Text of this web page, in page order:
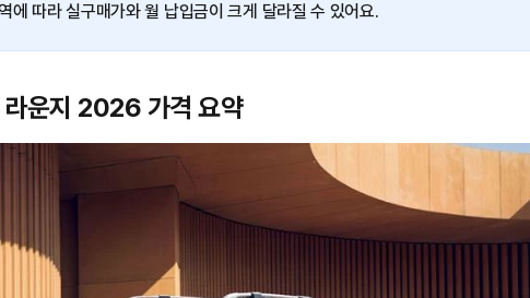
에 따라 실구매가와 월 납입금이 크게 달라질 수 있어요.
라운지 2026 가격 요약